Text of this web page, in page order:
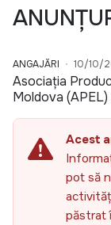
ANGAJĂRI 10/10/
Asociația
Moldova
Acest
pot să
păstrat